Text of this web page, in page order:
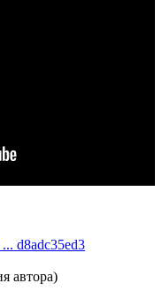
d8adc35ed3
автора)